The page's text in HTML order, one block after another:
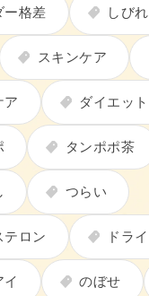
ー格差 しびれ
スキンケア
ア ダイエット
タンポポ茶
つらい
テロン ドライ
イ のぼせ